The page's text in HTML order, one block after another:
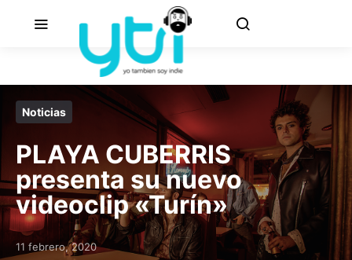
Noticias
PLAYA CUBERRIS
presenta su nuevo
videoclip «Turín»
Posted on
11 febrero, 2020